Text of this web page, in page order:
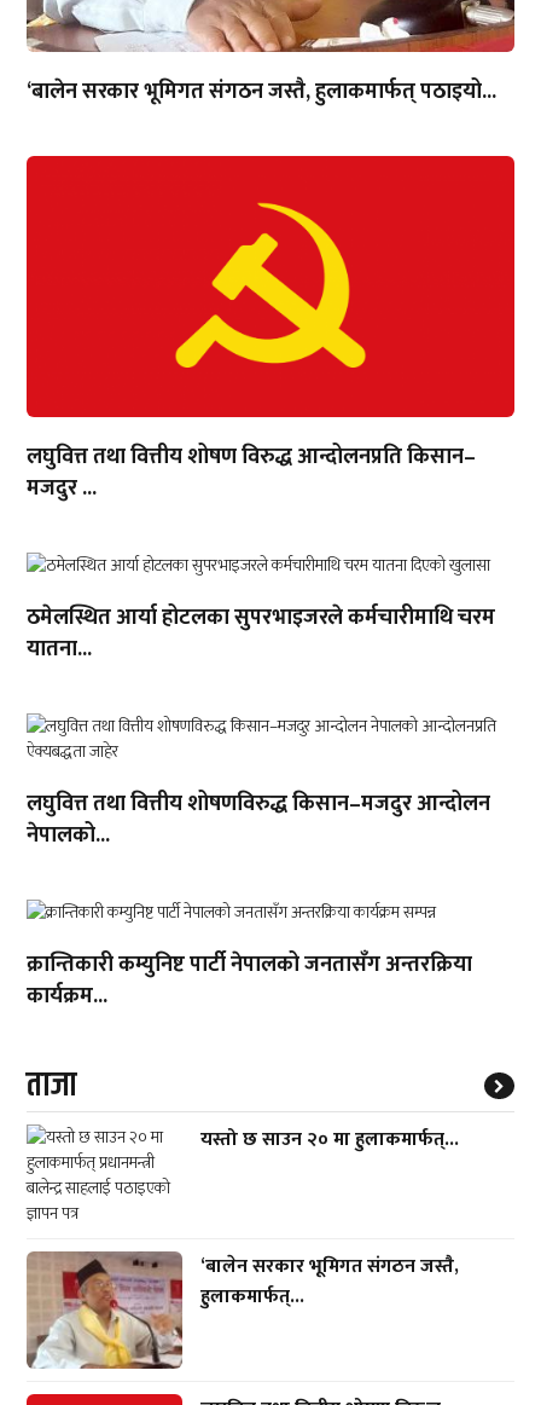
‘बालेन सरकार भूमिगत संगठन जस्तै, हुलाकमार्फत् पठाइयो...
लघुवित्त तथा वित्तीय शोषण विरुद्ध आन्दोलनप्रति किसान–
मजदुर ...
ठमेलस्थित आर्या होटलका सुपरभाइजरले कर्मचारीमाथि चरम
यातना...
लघुवित्त तथा वित्तीय शोषणविरुद्ध किसान–मजदुर आन्दोलन
नेपालको...
क्रान्तिकारी कम्युनिष्ट पार्टी नेपालको जनतासँग अन्तरक्रिया
कार्यक्रम...
ताजा
यस्तो छ साउन २० मा हुलाकमार्फत्...
‘बालेन सरकार भूमिगत संगठन जस्तै,
हुलाकमार्फत्...